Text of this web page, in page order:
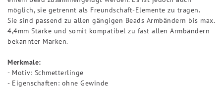
möglich, sie getrennt als Freundschaft-Elemente zu tragen.
Sie sind passend zu allen gängigen Beads Armbändern bis max.
4,4mm Stärke und somit kompatibel zu fast allen Armbändern
bekannter Marken.
Merkmale:
- Motiv: Schmetterlinge
- Eigenschaften: ohne Gewinde